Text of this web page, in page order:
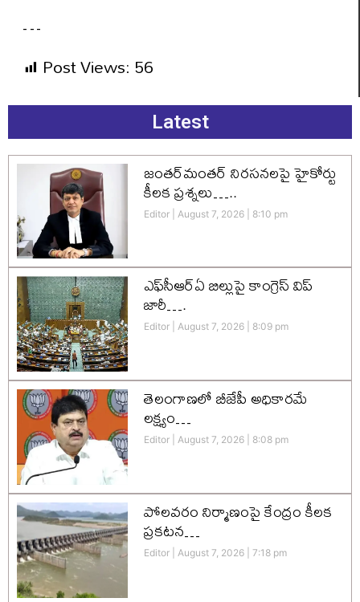
…
Post Views:56
Latest
జంతర్‌మంతర్ నిరసనలపై హైకోర్టు
కీలక ప్రశ్నలు…..
Editor August 7, 2026 8:10 pm
ఎఫ్‌సీఆర్‌ఏ బిల్లుపై కాంగ్రెస్ విప్
జారీ….
Editor August 7, 2026 8:09 pm
తెలంగాణలో బీజేపీ అధికారమే
లక్ష్యం…
Editor August 7, 2026 8:08 pm
పోలవరం నిర్మాణంపై కేంద్రం కీలక
ప్రకటన…
Editor August 7, 2026 7:18 pm